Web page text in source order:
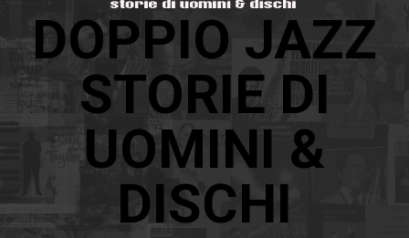
DOPPIO JAZZ
STORIE DI
UOMINI &
DISCHI